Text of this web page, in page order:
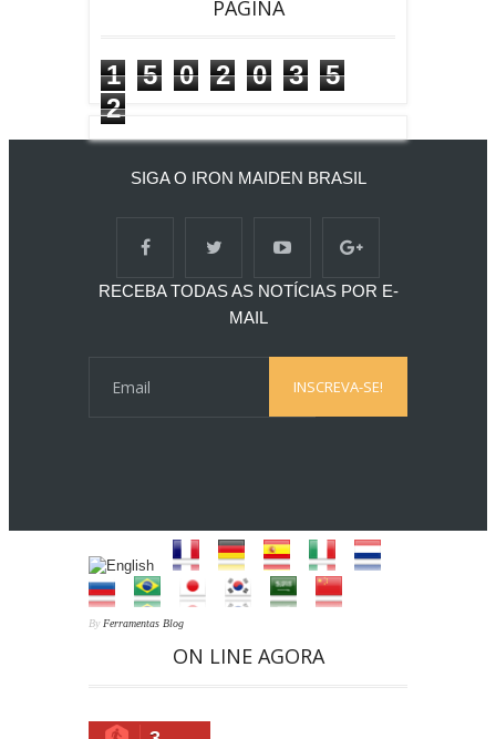
PÁGINA
1 5 0 2 0 3
5
2
SIGA O IRON MAIDEN BRASIL
RECEBA TODAS AS NOTÍCIAS POR E-
MAIL
By Ferramentas Blog
ON LINE AGORA